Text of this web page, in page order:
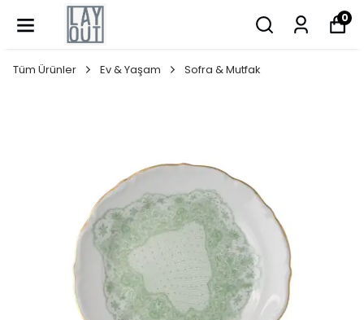
0
Tüm Ürünler Ev & Yaşam Sofra & Mutfak